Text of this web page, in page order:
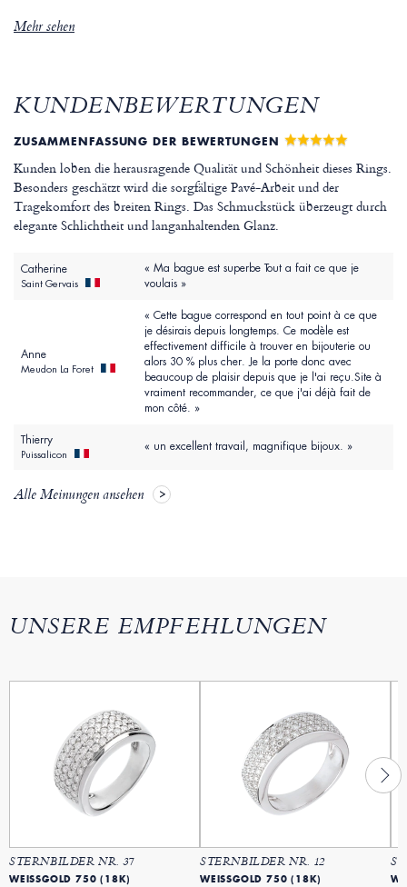
Mehr sehen
KUNDENBEWERTUNGEN
ZUSAMMENFASSUNG DER BEWERTUNGEN
Kunden loben die herausragende Qualität und Schönheit dieses Rings.
Besonders geschätzt wird die sorgfältige Pavé-Arbeit und der
Tragekomfort des breiten Rings. Das Schmuckstück überzeugt durch
elegante Schlichtheit und langanhaltenden Glanz.
Catherine
Saint Gervais
« Ma bague est superbe Tout a fait ce que je
voulais »
Anne
Meudon La Foret
« Cette bague correspond en tout point à ce que
je désirais depuis longtemps. Ce modèle est
effectivement difficile à trouver en bijouterie ou
alors 30 % plus cher. Je la porte donc avec
beaucoup de plaisir depuis que je l'ai reçu.Site à
vraiment recommander, ce que j'ai déjà fait de
mon côté. »
Thierry
Puissalicon
« un excellent travail, magnifique bijoux. »
Alle Meinungen ansehen
UNSERE EMPFEHLUNGEN
STERNBILDER NR. 37
WEISSGOLD 750 (18K)
STERNBILDER NR. 12
WEISSGOLD 750 (18K)